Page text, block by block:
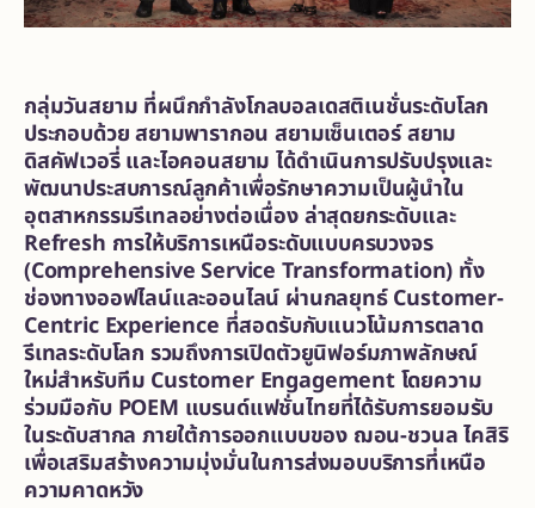
กลุ่มวันสยาม ที่ผนึกกำลังโกลบอลเดสติเนชั่นระดับโลก
ประกอบด้วย สยามพารากอน สยามเซ็นเตอร์ สยาม
ดิสคัฟเวอรี่ และไอคอนสยาม ได้ดำเนินการปรับปรุงและ
พัฒนาประสบการณ์ลูกค้าเพื่อรักษาความเป็นผู้นำใน
อุตสาหกรรมรีเทลอย่างต่อเนื่อง ล่าสุดยกระดับและ
Refresh การให้บริการเหนือระดับแบบครบวงจร
(Comprehensive Service Transformation) ทั้ง
ช่องทางออฟไลน์และออนไลน์ ผ่านกลยุทธ์ Customer-
Centric Experience ที่สอดรับกับแนวโน้มการตลาด
รีเทลระดับโลก รวมถึงการเปิดตัวยูนิฟอร์มภาพลักษณ์
ใหม่สำหรับทีม Customer Engagement โดยความ
ร่วมมือกับ POEM แบรนด์แฟชั่นไทยที่ได้รับการยอมรับ
ในระดับสากล ภายใต้การออกแบบของ ฌอน-ชวนล ไคสิริ
เพื่อเสริมสร้างความมุ่งมั่นในการส่งมอบบริการที่เหนือ
ความคาดหวัง